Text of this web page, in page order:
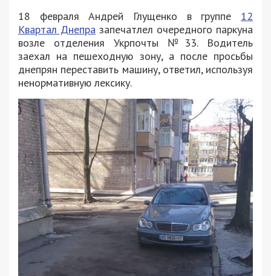
18 февраля Андрей Глущенко в группе 12
Квартал Днепра запечатлел очередного паркуна
возле отделения Укрпочты №33. Водитель
заехал на пешеходную зону, а после просьбы
днепрян переставить машину, ответил, используя
ненормативную лексику.